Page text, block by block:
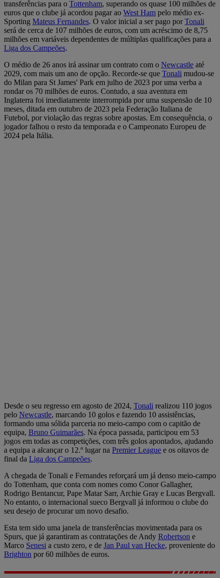
transferências para o Tottenham, superando os quase 100 milhões de
euros que o clube já acordou pagar ao West Ham pelo médio ex-
Sporting Mateus Fernandes. O valor inicial a ser pago porTonali
será de cerca de 107 milhões de euros, com um acréscimo de 8,75
milhões em variáveis dependentes de múltiplas qualificações para a
Liga dos Campeões.
O médio de 26 anos irá assinar um contrato com o Newcastle até
2029, com mais um ano de opção. Recorde-se que Tonali mudou-se
do Milan para St James' Park em julho de 2023 por uma verba a
rondar os 70 milhões de euros. Contudo, a sua aventura em
Inglaterra foi imediatamente interrompida por uma suspensão de 10
meses, ditada em outubro de 2023 pela Federação Italiana de
Futebol, por violação das regras sobre apostas. Em consequência, o
jogador falhou o resto da temporada e o Campeonato Europeu de
2024 pela Itália.
Desde o seu regresso em agosto de 2024, Tonali realizou 110 jogos
pelo Newcastle, marcando 10 golos e fazendo 10 assistências,
formando uma sólida parceria no meio-campo com o capitão de
equipa, Bruno Guimarães. Na época passada, participou em 53
jogos em todas as competições, com três golos apontados, ajudando
a equipa a alcançar o 12.º lugar na Premier League e os oitavos de
final da Liga dos Campeões.
A chegada de Tonali e Fernandes reforçará um já denso meio-campo
do Tottenham, que conta com nomes como Conor Gallagher,
Rodrigo Bentancur, Pape Matar Sarr, Archie Gray e Lucas Bergvall.
No entanto, o internacional sueco Bergvall já informou o clube do
seu desejo de procurar um novo desafio.
Esta tem sido uma janela de transferências movimentada para os
Spurs, que já garantiram as contratações de Andy Robertson e
Marco Senesi a custo zero, e de Jan Paul van Hecke, proveniente do
Brighton por 60 milhões de euros.